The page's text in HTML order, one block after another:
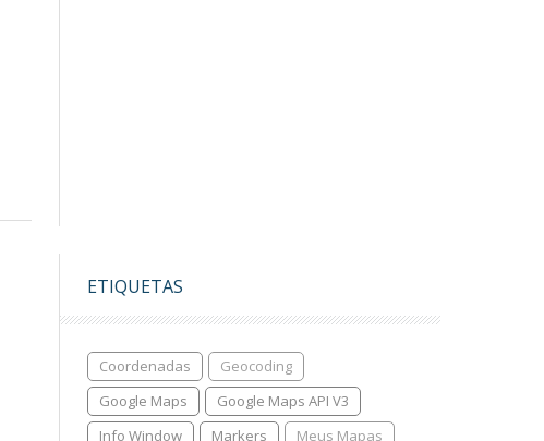
ETIQUETAS
Coordenadas
Geocoding
Google Maps
Google Maps API V3
Info Window
Markers Meus Mapas